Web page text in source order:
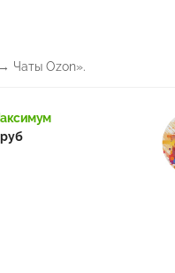
Чаты Ozon».